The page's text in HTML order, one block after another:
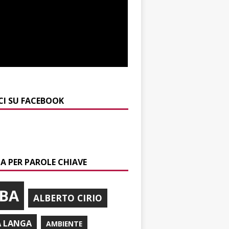
SU FACEBOOK
PER PAROLE CHIAVE
ALBERTO CIRIO
LANGA AMBIENTE